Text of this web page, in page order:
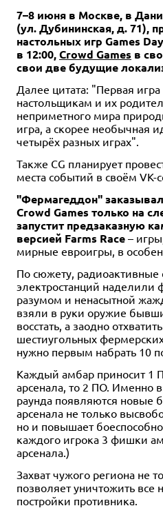
7–8 июня в Москве, в
(ул. Дубининская, д. 71),
настольных игр Games
в 12:00,Crowd Games в
свои две будущие
Далее цитата: "Первая
настольщикам и их
неприметного мира
игра, а скорее необычная
четырёх разных играх".
Также CG планирует
места событий в своём VK-
"Фермагеддон"
Crowd Games только на
запустит предзаказную
версией Farms Race –
мирные евроигры, в
По сюжету, радиоактивные
электростанций
разумом и ненасытной
взяли в руки оружие
восстать, а заодно
шестиугольных
нужно первым набрать 10
Каждый амбар приносит 1
арсенала, то 2 ПО. Именно
раунда появляются новые
арсенала не только
но и повышает
каждого игрока 3 фишки
арсенала.)
Захват чужого региона не
позволяет уничтожить все
постройки противника.